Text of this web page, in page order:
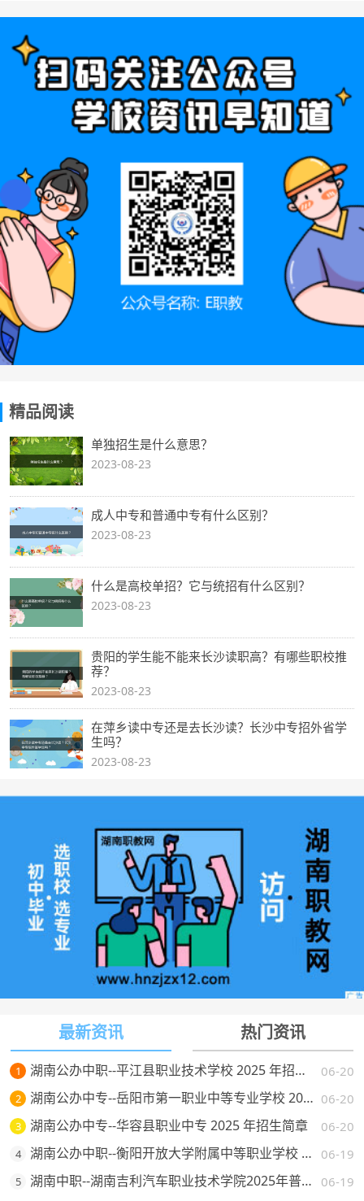
精品阅读
单独招生是什么意思？
2023-08-23
成人中专和普通中专有什么区别？
2023-08-23
什么是高校单招？它与统招有什么区别？
2023-08-23
贵阳的学生能不能来长沙读职高？有哪些职校推
荐？
2023-08-23
在萍乡读中专还是去长沙读？长沙中专招外省学
生吗？
2023-08-23
最新资讯 热门资讯
1 06-20
湖南公办中职--平江县职业技术学校 2025 年招生简章
2 06-20
湖南公办中专--岳阳市第一职业中等专业学校 2025 年招生简章
3 06-20
湖南公办中专--华容县职业中专 2025 年招生简章
4 06-19
湖南公办中职--衡阳开放大学附属中等职业学校 2025 年招生简章
5 06-19
湖南中职--湖南吉利汽车职业技术学院2025年普通高校招生章程